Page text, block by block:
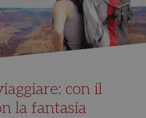
con il
la fantasia